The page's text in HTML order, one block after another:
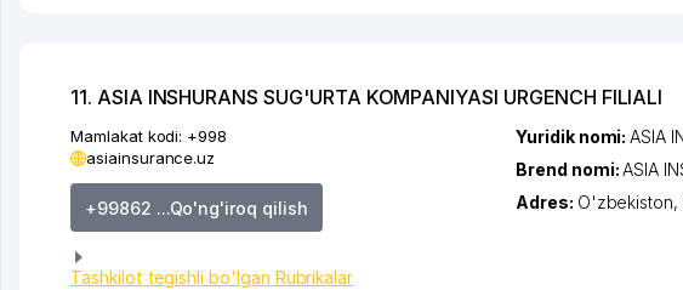
11. ASIA INSHURANS SUG'URTA KOMPANIYASI URGENCH FILIALI
Mamlakat kodi: +998
asiainsurance.uz
+99862 ...Qo'ng'iroq qilish
Tashkilot tegishli bo'lgan Rubrikalar
Yuridik nomi:ASIA
Brend nomi:ASIA
Adres: O'zbekiston,